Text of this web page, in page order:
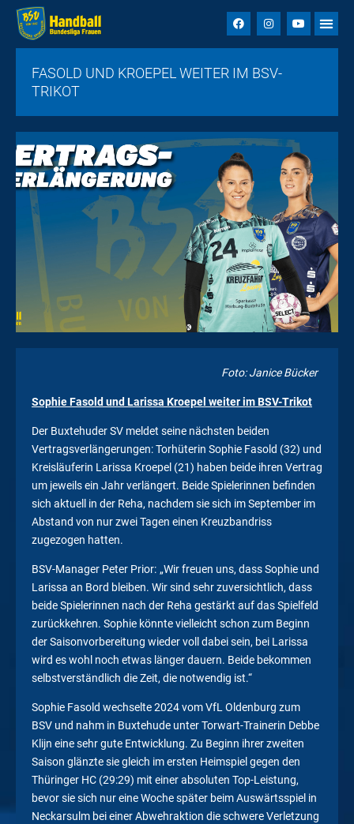
FASOLD UND KROEPEL WEITER IM BSV-
TRIKOT
Foto: Janice Bücker
Sophie Fasold und Larissa Kroepel weiter im BSV-Trikot
Der Buxtehuder SV meldet seine nächsten beiden
Vertragsverlängerungen: Torhüterin Sophie Fasold (32) und
Kreisläuferin Larissa Kroepel (21) haben beide ihren Vertrag
um jeweils ein Jahr verlängert. Beide Spielerinnen befinden
sich aktuell in der Reha, nachdem sie sich im September im
Abstand von nur zwei Tagen einen Kreuzbandriss
zugezogen hatten.
BSV-Manager Peter Prior: „Wir freuen uns, dass Sophie und
Larissa an Bord bleiben. Wir sind sehr zuversichtlich, dass
beide Spielerinnen nach der Reha gestärkt auf das Spielfeld
zurückkehren. Sophie könnte vielleicht schon zum Beginn
der Saisonvorbereitung wieder voll dabei sein, bei Larissa
wird es wohl noch etwas länger dauern. Beide bekommen
selbstverständlich die Zeit, die notwendig ist.“
Sophie Fasold wechselte 2024 vom VfL Oldenburg zum
BSV und nahm in Buxtehude unter Torwart-Trainerin Debbe
Klijn eine sehr gute Entwicklung. Zu Beginn ihrer zweiten
Saison glänzte sie gleich im ersten Heimspiel gegen den
Thüringer HC (29:29) mit einer absoluten Top-Leistung,
bevor sie sich nur eine Woche später beim Auswärtsspiel in
Neckarsulm bei einer Abwehraktion die schwere Verletzung